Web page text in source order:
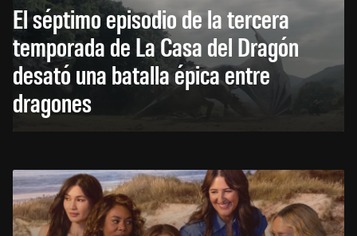
El séptimo episodio de la tercera
temporada de La Casa del Dragón
desató una batalla épica entre
dragones